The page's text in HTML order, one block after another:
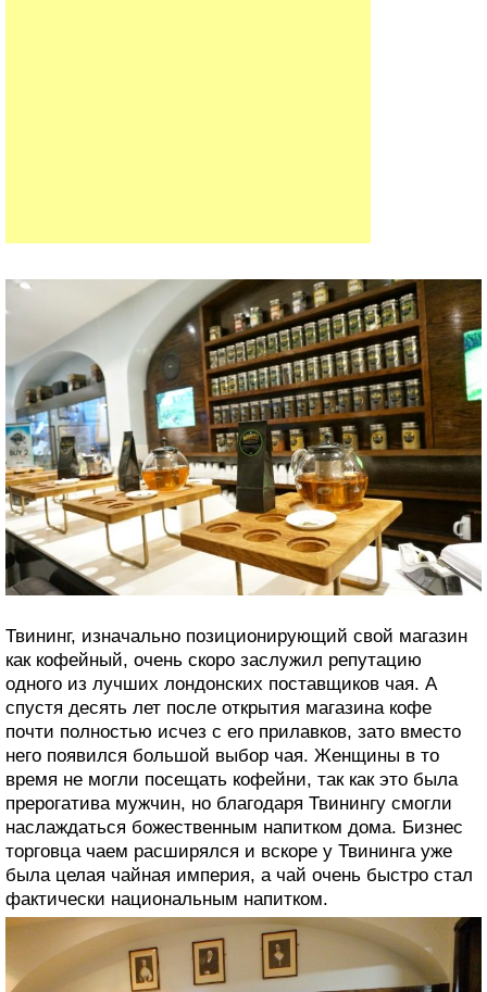
Твининг, изначально позиционирующий свой магазин
как кофейный, очень скоро заслужил репутацию
одного из лучших лондонских поставщиков чая. А
спустя десять лет после открытия магазина кофе
почти полностью исчез с его прилавков, зато вместо
него появился большой выбор чая. Женщины в то
время не могли посещать кофейни, так как это была
прерогатива мужчин, но благодаря Твинингу смогли
наслаждаться божественным напитком дома. Бизнес
торговца чаем расширялся и вскоре у Твининга уже
была целая чайная империя, а чай очень быстро стал
фактически национальным напитком.